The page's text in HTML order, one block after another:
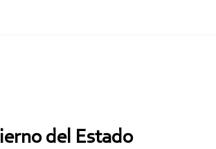
del Estado